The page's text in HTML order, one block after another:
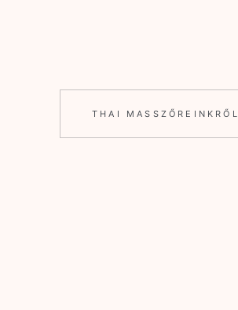
THAI MASSZŐREINKRŐL